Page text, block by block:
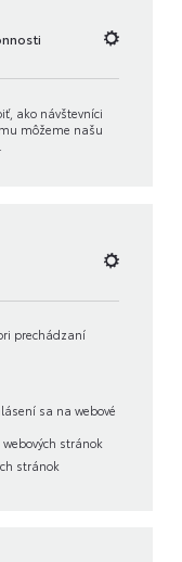
ako návštevníci
môžeme našu
prechádzaní
sa na webové
stránok
stránok